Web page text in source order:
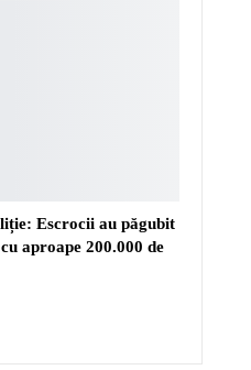
Escrocii au păgubit
aproape 200.000 de